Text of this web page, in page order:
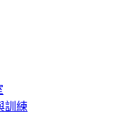
訓練